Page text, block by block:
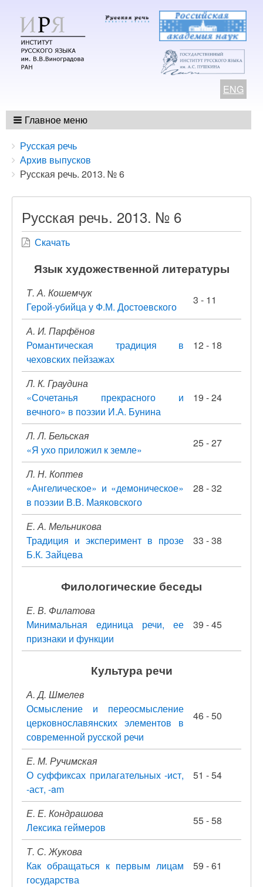
ENG
Главное меню
Breadcrumbs
You
are
here:
Русская речь
Архив выпусков
Русская речь. 2013. № 6
Русская речь. 2013. № 6
Скачать
Язык художественной литературы
Т. А. Кошемчук
Герой-убийца у Ф.М. Достоевского
3 - 11
А. И. Парфёнов
Романтическая традиция в
чеховских пейзажах
12 - 18
Л. К. Граудина
«Сочетанья прекрасного и
вечного» в поэзии И.А. Бунина
19 - 24
Л. Л. Бельская
«Я ухо приложил к земле»
25 - 27
Л. Н. Коптев
«Ангелическое» и «демоническое»
в поэзии В.В. Маяковского
28 - 32
Е. А. Мельникова
Традиция и эксперимент в прозе
Б.К. Зайцева
33 - 38
Филологические беседы
Е. В. Филатова
Минимальная единица речи, ее
признаки и функции
39 - 45
Культура речи
А. Д. Шмелев
Осмысление и переосмысление
церковнославянских элементов в
современной русской речи
46 - 50
Е. М. Ручимская
О суффиксах прилагательных -ист,
-аст, -am
51 - 54
Е. Е. Кондрашова
Лексика геймеров
55 - 58
Т. С. Жукова
Как обращаться к первым лицам
государства
59 - 61